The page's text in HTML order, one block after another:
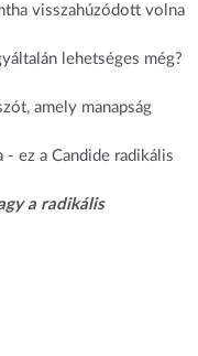
visszahúzódott volna
lehetséges még?
amely manapság
- ez a Candide radikális
a radikális